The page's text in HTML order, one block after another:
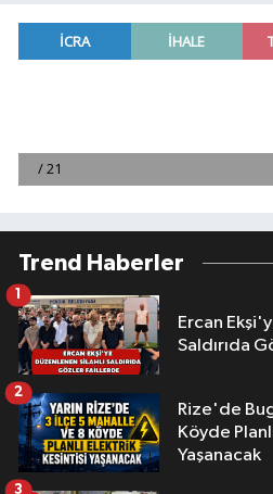
Trend Haberler
Ercan Ekşi'ye Düzenlenen
Saldırıda
1
Rize'de
Köyde
Yaşanacak
2
3